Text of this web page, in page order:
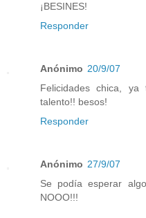
¡BESINES!
Responder
Anónimo 20/9/07
Felicidades chica,
talento!! besos!
Responder
Anónimo 27/9/07
Se podía esperar
NOOO!!!